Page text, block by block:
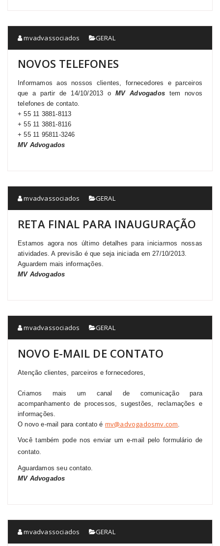
mvadvassociados GERAL
NOVOS TELEFONES
Informamos aos nossos clientes, fornecedores e parceiros
que a partir de 14/10/2013 o MVAdvogados tem novos
telefones de contato.
+ 55 11 3881-8113
+ 55 11 3881-8116
+ 55 11 95811-3246
MVAdvogados
mvadvassociados GERAL
RETA FINAL PARA INAUGURAÇÃO
Estamos agora nos último detalhes para iniciarmos nossas
atividades. A previsão é que seja iniciada em 27/10/2013.
Aguardem mais informações.
MVAdvogados
mvadvassociados GERAL
NOVO E-MAIL DE CONTATO
Atenção clientes, parceiros e fornecedores,
Criamos mais um canal de comunicação para
acompanhamento de processos, sugestões, reclamações e
informações.
O novo e-mail para contato é mv@advogadosmv.com
Você também pode nos enviar um e-mail pelo formulário de
contato.
Aguardamos seu contato.
MVAdvogados
mvadvassociados GERAL